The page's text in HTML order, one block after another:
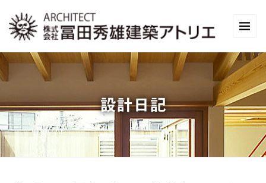
設計日記